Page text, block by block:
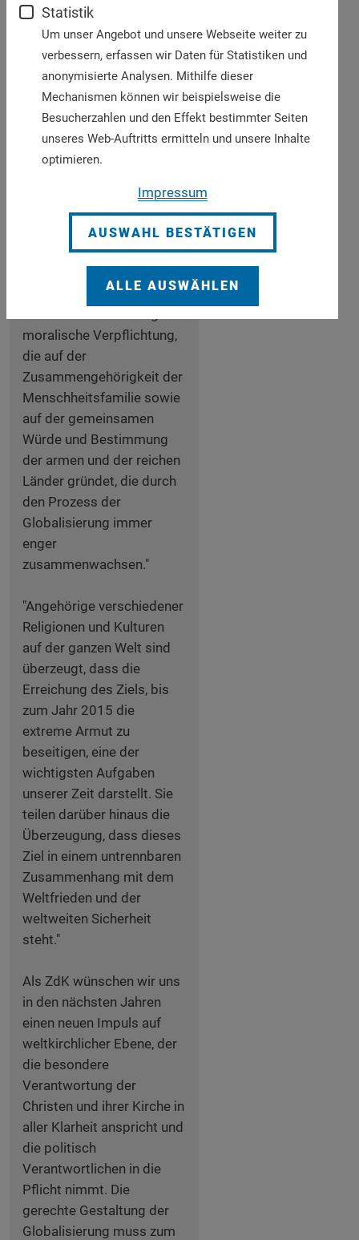
Abschaffung der Armut
und für eine gerechtere
Welt einsetzen und
Verpflichtungen für die
Erreichung der
Millenniumsentwicklungsziele
eingehen. So schreibt
seine Heiligkeit, Papst
Benedikt XVI., am 16.
Dezember 2006 in seinem
Brief an Bundeskanzlerin
Dr. Angela Merkel:
"Es besteht vielmehr eine
moralische Verpflichtung,
die auf der
Zusammengehörigkeit der
Menschheitsfamilie sowie
auf der gemeinsamen
Würde und Bestimmung
der armen und der reichen
Länder gründet, die durch
den Prozess der
Globalisierung immer
enger
zusammenwachsen."
"Angehörige verschiedener
Religionen und Kulturen
auf der ganzen Welt sind
überzeugt, dass die
Erreichung des Ziels, bis
zum Jahr 2015 die
extreme Armut zu
beseitigen, eine der
wichtigsten Aufgaben
unserer Zeit darstellt. Sie
teilen darüber hinaus die
Überzeugung, dass dieses
Ziel in einem untrennbaren
Zusammenhang mit dem
Weltfrieden und der
weltweiten Sicherheit
steht."
Als ZdK wünschen wir uns
in den nächsten Jahren
einen neuen Impuls auf
weltkirchlicher Ebene, der
die besondere
Verantwortung der
Christen und ihrer Kirche in
aller Klarheit anspricht und
die politisch
Verantwortlichen in die
Pflicht nimmt. Die
gerechte Gestaltung der
Globalisierung muss zum
Statistik
Um unser Angebot und unsere Webseite weiter zu
verbessern, erfassen wir Daten für Statistiken und
anonymisierte Analysen. Mithilfe dieser
Mechanismen können wir beispielsweise die
Besucherzahlen und den Effekt bestimmter Seiten
unseres Web-Auftritts ermitteln und unsere Inhalte
optimieren.
Impressum
AUSWAHL BESTÄTIGEN
ALLE AUSWÄHLEN